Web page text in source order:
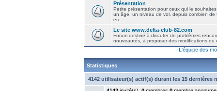
Présentation
Petite présentation pour ceux qui le
un âge, un niveau de vol, depuis combien de
etc...
Le site www.delta-club-82.com
Forum destiné à discuter de problèmes
nouveautés, à proposer des modifications ou
L'équipe des
Statistiques
4142 utilisateur(s) actif(s) durant les 15 dernières